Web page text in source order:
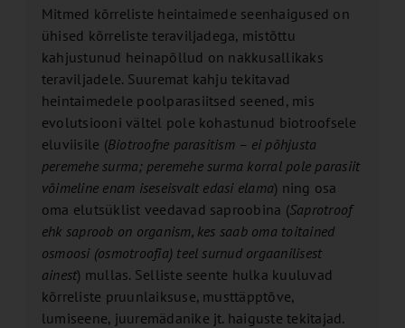
Mitmed kõrreliste heintaimede seenhaigused on
ühised kõrreliste teraviljadega, mistõttu
kahjustunud heinapõllud on nakkusallikaks
teraviljadele. Suuremat kahju tekitavad
heintaimedele poolparasiitsed seened, mis
evolutsiooni vältel pole kohastunud biotroofsele
eluviisile (Biotroofne parasitism – ei põhjusta
peremehe surma; peremehe surma korral pole parasiit
võimeline enam iseseisvalt edasi elama) ning osa
oma elutsüklist veedavad saproobina (Saprotroof
ehk saproob on organism, kes saab oma toitained
osmoosi (osmotroofia) teel surnud orgaanilisest
ainest) mullas. Selliste seente hulka kuuluvad
kõrreliste pruunlaiksuse, musttäpptõve,
lumiseene, juuremädanike jt. haiguste tekitajad.